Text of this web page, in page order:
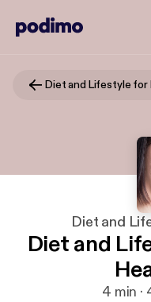
Diet and
Diet and
4 min